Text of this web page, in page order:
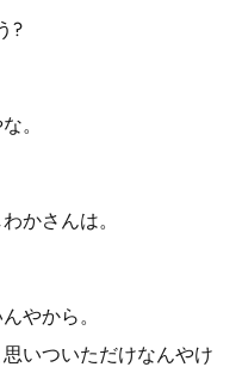
?
。
かさんは。
やから。
いついただけなんやけ